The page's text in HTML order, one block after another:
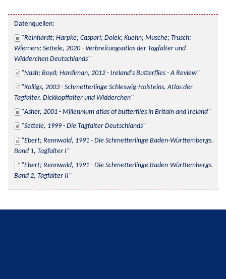
Datenquellen:
Reinhardt; Harpke; Caspari; Dolek; Kuehn; Musche; Trusch;
Wiemers; Settele, 2020 - Verbreitungsatlas der Tagfalter und
Widderchen Deutschlands
Nash; Boyd; Hardiman, 2012 - Ireland's Butterflies - A Review
Kolligs, 2003 - Schmetterlinge Schleswig-Holsteins, Atlas der
Tagfalter, Dickkopffalter und Widderchen
Asher, 2001 - Millennium atlas of butterflies in Britain and Ireland
Settele, 1999 - Die Tagfalter Deutschlands
Ebert; Rennwald, 1991 - Die Schmetterlinge Baden-Württembergs.
Band 1, Tagfalter I
Ebert; Rennwald, 1991 - Die Schmetterlinge Baden-Württembergs.
Band 2, Tagfalter II